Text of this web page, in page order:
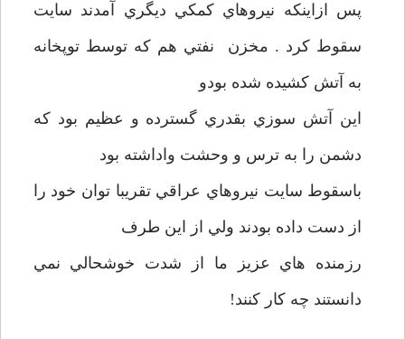
پس ازاينکه نيروهاي کمکي ديگري آمدند سايت
سقوط کرد . مخزن نفتي هم که توسط توپخانه
به آتش کشيده شده بودو
اين آتش سوزي بقدري گسترده و عظيم بود که
دشمن را به ترس و وحشت واداشته بود
باسقوط سايت نيروهاي عراقي تقريبا توان خود را
از دست داده بودند ولي از اين طرف
رزمنده هاي عزيز ما از شدت خوشحالي نمي
دانستند چه کار کنند!